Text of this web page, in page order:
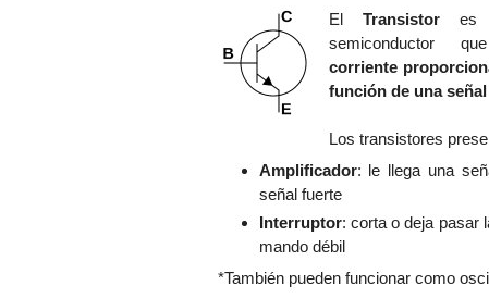
El Transistor es
semiconductor
corriente
función de una
Los transistores
Amplificador: le llega una
señal fuerte
Interruptor: corta o deja pasar
mando débil
*También pueden funcionar como